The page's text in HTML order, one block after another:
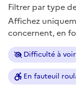
Filtrer par type
Affichez
concernent, en
Difficulté à voir
En fauteuil